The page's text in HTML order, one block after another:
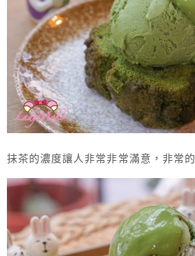
抹茶的濃度讓人非常非常滿意，非常的